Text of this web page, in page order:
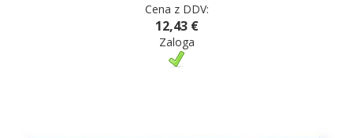
Cena z DDV:
12,43 €
Zaloga